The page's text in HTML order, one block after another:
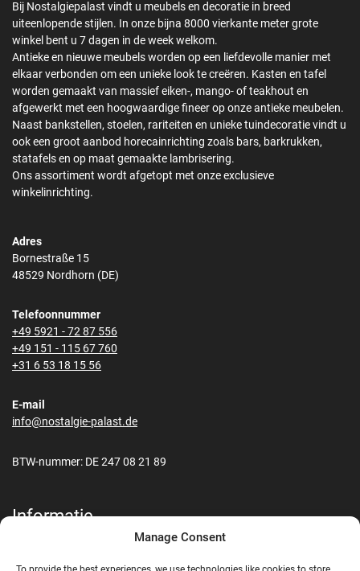
Manage Consent
Bij Nostalgiepalast vindt u meubels en decoratie in breed
uiteenlopende stijlen. In onze bijna 8000 vierkante meter grote
winkel bent u 7 dagen in de week welkom.
Antieke en nieuwe meubels worden op een liefdevolle manier met
elkaar verbonden om een unieke look te creëren. Kasten en tafel
worden gemaakt van massief eiken-, mango- of teakhout en
afgewerkt met een hoogwaardige fineer op onze antieke meubelen.
Naast bankstellen, stoelen, rariteiten en unieke tuindecoratie vindt u
ook een groot aanbod horecainrichting zoals bars, barkrukken,
statafels en op maat gemaakte lambrisering.
Ons assortiment wordt afgetopt met onze exclusieve
winkelinrichting.
Adres
Bornestraße 15
48529 Nordhorn (DE)
Telefoonnummer
+49 5921 - 72 87 556
+49 151 - 115 67 760
+31 6 53 18 15 56
E-mail
info@nostalgie-palast.de
BTW-nummer: DE 247 08 21 89
Informatie